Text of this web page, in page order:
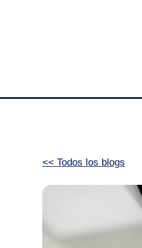
<< Todos los blogs